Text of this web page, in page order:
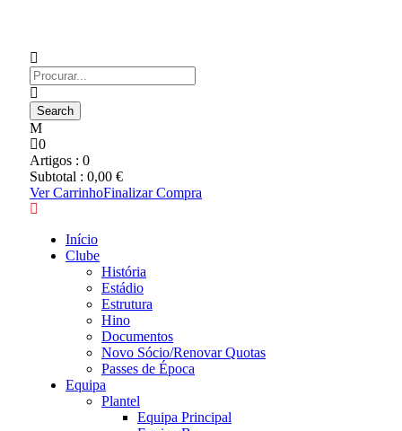
0
Artigos : 0
Subtotal : 0,00 €
Ver CarrinhoFinalizar Compra
Início
Clube
História
Estádio
Estrutura
Hino
Documentos
Novo Sócio/Renovar Quotas
Passes de Época
Equipa
Plantel
Equipa Principal